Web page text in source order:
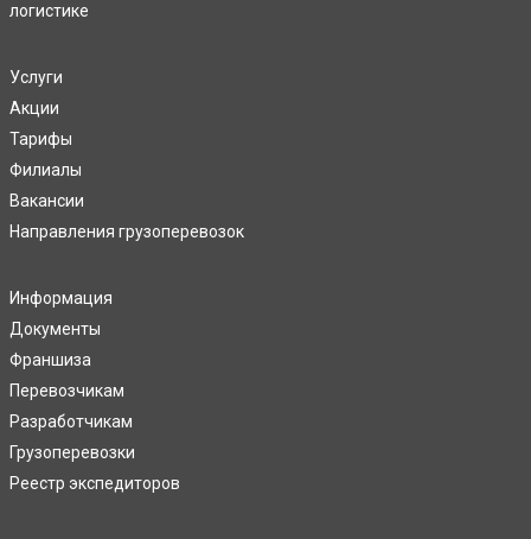
логистике
Услуги
Акции
Тарифы
Филиалы
Вакансии
Направления грузоперевозок
Информация
Документы
Франшиза
Перевозчикам
Разработчикам
Грузоперевозки
Реестр экспедиторов